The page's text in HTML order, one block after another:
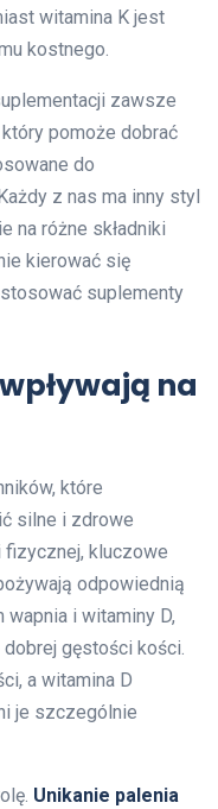
witamina K jest
kostnego.
zawsze
pomoże dobrać
do
z nas ma inny styl
na różne składniki
kierować się
suplementy
na
które
silne i zdrowe
fizycznej, kluczowe
odpowiednią
i witaminy D,
gęstości kości.
a witamina D
je szczególnie
Unikanie palenia